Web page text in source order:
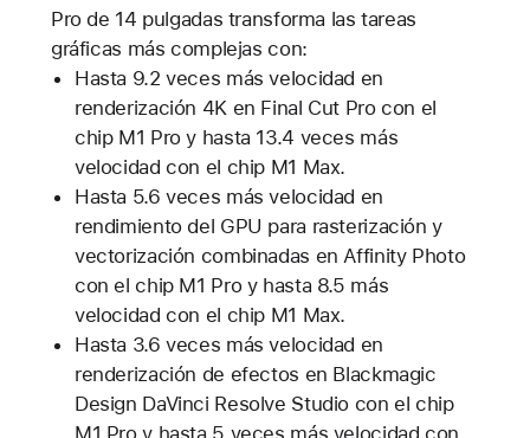
Pro de 14 pulgadas transforma las tareas
gráficas más complejas con:
Hasta 9.2 veces más velocidad en
renderización 4K en Final Cut Pro con el
chip M1 Pro y hasta 13.4 veces más
velocidad con el chip M1 Max.
Hasta 5.6 veces más velocidad en
rendimiento del GPU para rasterización y
vectorización combinadas en Affinity Photo
con el chip M1 Pro y hasta 8.5 más
velocidad con el chip M1 Max.
Hasta 3.6 veces más velocidad en
renderización de efectos en Blackmagic
Design DaVinci Resolve Studio con el chip
M1 Pro y hasta 5 veces más velocidad con